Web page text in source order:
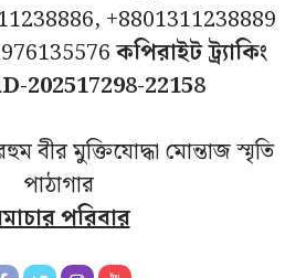
+8801311238889
কপিরাইট ট্র্যাকিং
202517298-22158
বীর মুক্তিযোদ্ধা মোন্তাজ স্মৃতি
পাঠাগার
পরিবার